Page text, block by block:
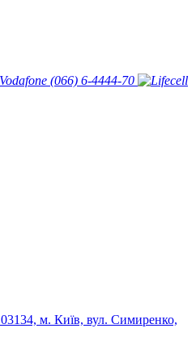
(066) 6-4444-70
03134, м. Київ, вул. Симиренко,